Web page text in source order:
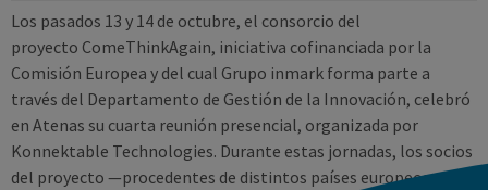
Los pasados 13 y 14 de octubre, el consorcio del
proyecto ComeThinkAgain, iniciativa cofinanciada por la
Comisión Europea y del cual Grupo inmark forma parte a
través del Departamento de Gestión de la Innovación, celebró
en Atenas su cuarta reunión presencial, organizada por
Konnektable Technologies. Durante estas jornadas, los socios
del proyecto —procedentes de distintos países europeos— […]